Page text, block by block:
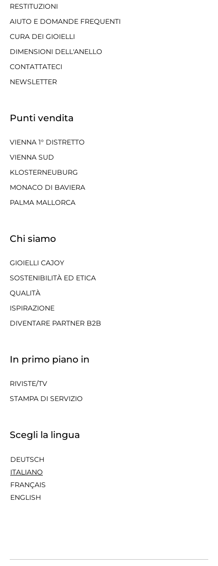
RESTITUZIONI
AIUTO E DOMANDE FREQUENTI
CURA DEI GIOIELLI
DIMENSIONI DELL'ANELLO
CONTATTATECI
NEWSLETTER
Punti vendita
VIENNA 1° DISTRETTO
VIENNA SUD
KLOSTERNEUBURG
MONACO DI BAVIERA
PALMA MALLORCA
Chi siamo
GIOIELLI CAJOY
SOSTENIBILITÀ ED ETICA
QUALITÀ
ISPIRAZIONE
DIVENTARE PARTNER B2B
In primo piano in
RIVISTE/TV
STAMPA DI SERVIZIO
Scegli la lingua
DEUTSCH
ITALIANO
FRANÇAIS
ENGLISH